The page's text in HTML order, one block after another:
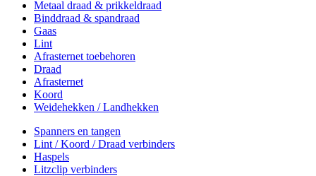
Metaal draad & prikkeldraad
Binddraad & spandraad
Gaas
Lint
Afrasternet toebehoren
Draad
Afrasternet
Koord
Weidehekken / Landhekken
Spanners en tangen
Lint / Koord / Draad verbinders
Haspels
Litzclip verbinders